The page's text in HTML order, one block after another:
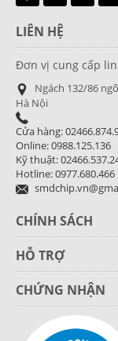
LIÊN HỆ
Đơn vị cung cấp
Ngách 132/86
Hà Nội
Cửa hàng:
Online: 0988.125.136
Kỹ thuật:
Hotline: 0977.680.466
CHÍNH SÁCH
HỖ TRỢ
CHỨNG NHẬN